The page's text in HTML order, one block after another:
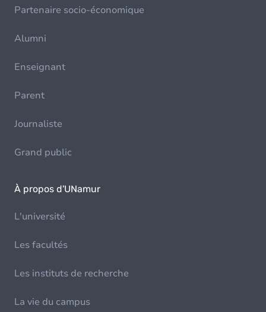
Partenaire socio-économique
Alumni
Enseignant
Parent
Journaliste
Grand public
À propos d'UNamur
L'université
Les facultés
Les instituts de recherche
La vie du campus